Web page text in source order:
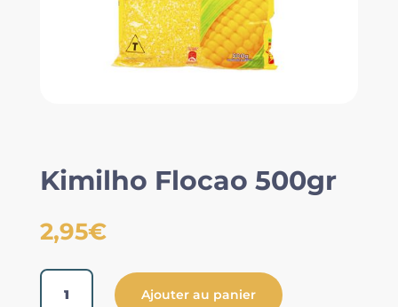
Kimilho Flocao 500gr
2,95€
quantité
Ajouter au panier